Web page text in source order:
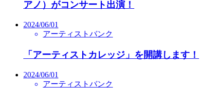
アノ）がコンサート出演！
2024/06/01
アーティストバンク
「アーティストカレッジ」を開講します！
2024/06/01
アーティストバンク